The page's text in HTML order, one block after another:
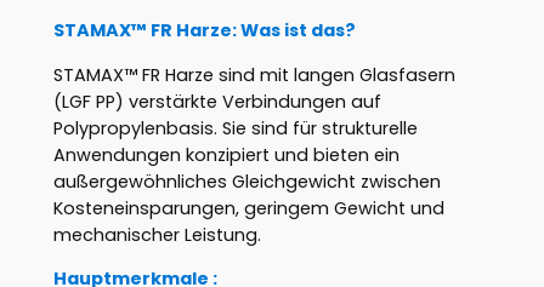
STAMAX™ FR Harze: Was ist das?
STAMAX™ FR Harze sind mit langen Glasfasern
(LGF PP) verstärkte Verbindungen auf
Polypropylenbasis. Sie sind für strukturelle
Anwendungen konzipiert und bieten ein
außergewöhnliches Gleichgewicht zwischen
Kosteneinsparungen, geringem Gewicht und
mechanischer Leistung.
Hauptmerkmale :